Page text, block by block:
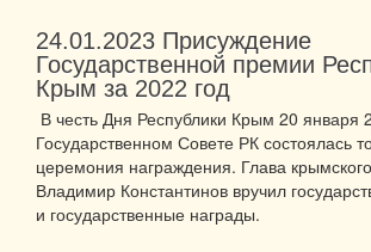
24.01.2023 Присуждение
Государственной премии
Крым за 2022 год
В честь Дня Республики Крым 20 января
Государственном Совете РК состоялась
церемония награждения. Глава
Владимир Константинов вручил
и государственные награды.